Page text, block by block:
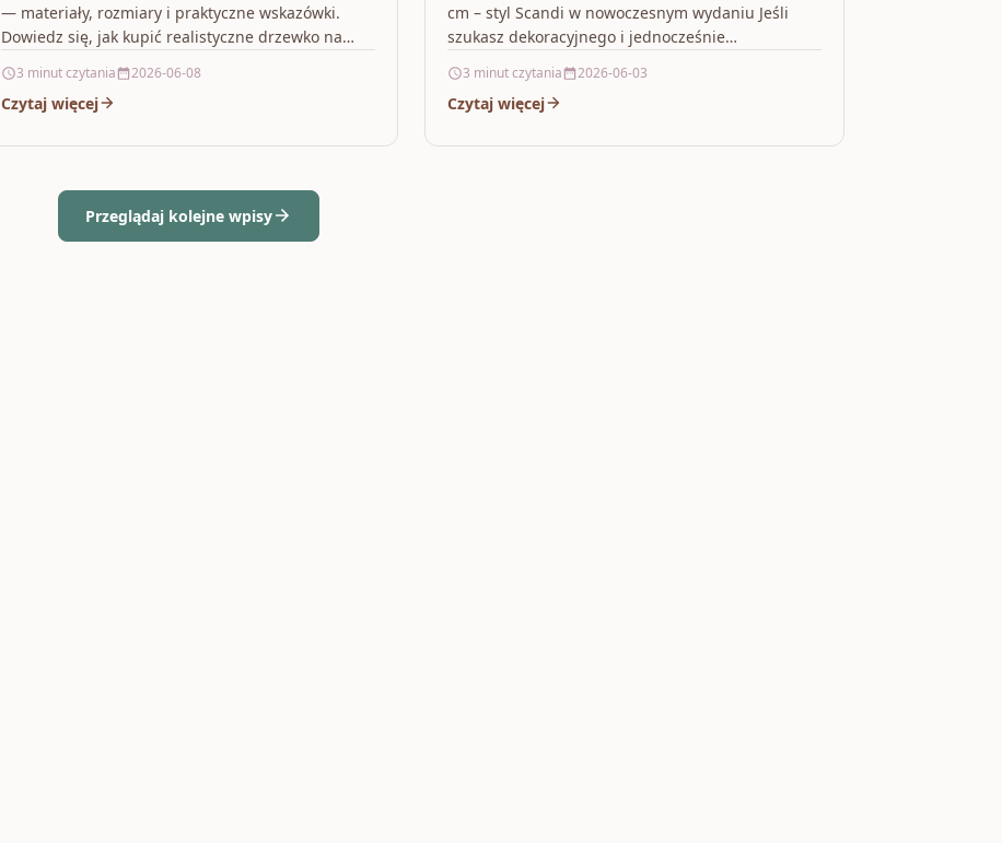
— materiały, rozmiary i praktyczne wskazówki.
Dowiedz się, jak kupić realistyczne drzewko na
3 minut czytania 2026-06-08
Czytaj więcej
cm – styl Scandi w nowoczesnym wydaniu Jeśli
szukasz dekoracyjnego i jednocześnie
3 minut czytania 2026-06-03
Czytaj więcej
Przeglądaj kolejne wpisy